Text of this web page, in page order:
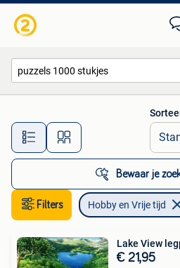
Alle afstanden…
Bewaar je
Filters Hobby en Vrije tijd
Lake View
€ 21,95